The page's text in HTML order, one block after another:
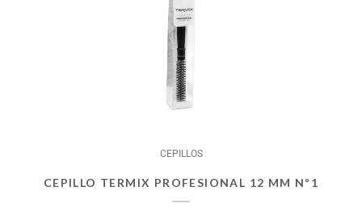
CEPILLOS
CEPILLO TERMIX PROFESIONAL 12 MM Nº1